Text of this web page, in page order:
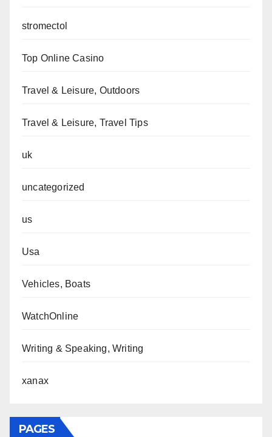
stromectol
Top Online Casino
Travel & Leisure, Outdoors
Travel & Leisure, Travel Tips
uk
uncategorized
us
Usa
Vehicles, Boats
WatchOnline
Writing & Speaking, Writing
xanax
PAGES